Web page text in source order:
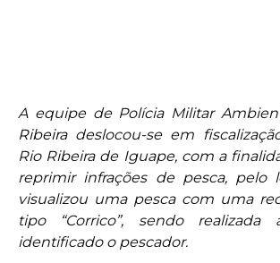
A equipe de Polícia Militar
Ribeiradeslocou-se em
Rio Ribeira de Iguape, com a
reprimir infrações de pesca, pelo
visualizou uma pesca com uma
tipo “Corrico”, sendo realizada
identificado o pescador.